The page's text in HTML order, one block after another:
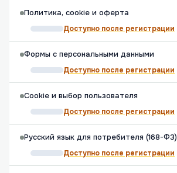
Политика, cookie и оферта
Доступно после регистрации
Формы с персональными данными
Доступно после регистрации
Cookie и выбор пользователя
Доступно после регистрации
Русский язык для потребителя (168-ФЗ)
Доступно после регистрации